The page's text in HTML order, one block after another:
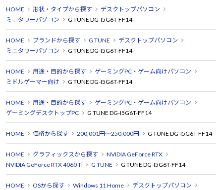
HOME 形状・タイプから探す
デスクトップパソコン
ミニタワーパソコン
G TUNE DG-I5G6T-FF14
HOME ブランドから探す G TUNE
デスクトップパソコン
ミニタワーパソコン
G TUNE DG-I5G6T-FF14
HOME 用途・目的から探す
ゲーミングPC・ゲーム向けパソコン
ミドルゲーマー向け
G TUNE DG-I5G6T-FF14
HOME 用途・目的から探す
ゲーミングPC・ゲーム向けパソコン
ゲーミングデスクトップPC
G TUNE DG-I5G6T-FF14
HOME 価格から探す 200,001円～250,000円 G TUNE DG-I5G6T-FF14
HOME グラフィックスから探す
NVIDIA GeForce RTX
NVIDIA GeForce RTX 4060 Ti
G TUNE G TUNE DG-I5G6T-FF14
HOME OSから探す Windows 11 Home
デスクトップパソコン